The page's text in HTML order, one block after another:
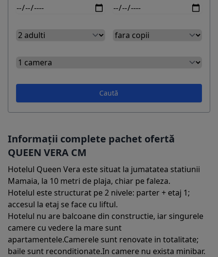
Caută
Informații complete pachet ofertă
QUEEN VERA CM
Hotelul Queen Vera este situat la jumatatea statiunii
Mamaia, la 10 metri de plaja, chiar pe faleza.
Hotelul este structurat pe 2 nivele: parter + etaj 1;
accesul la etaj se face cu liftul.
Hotelul nu are balcoane din constructie, iar singurele
camere cu vedere la mare sunt
apartamentele.Camerele sunt renovate in totalitate;
baile sunt reconditionate.In camere nu exista minibar.